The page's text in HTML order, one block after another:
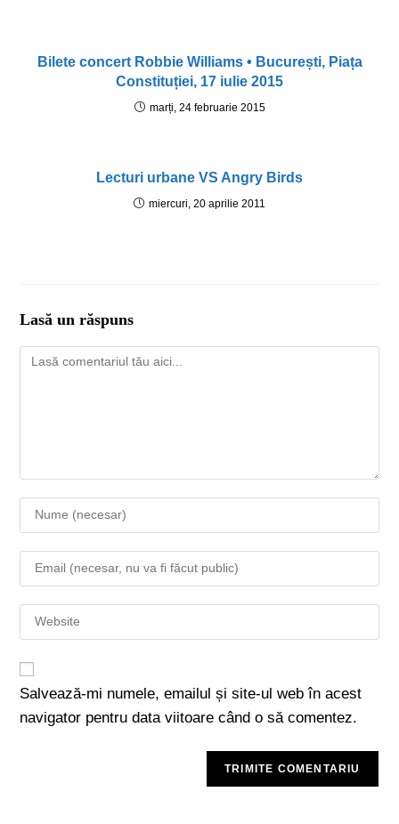
Bilete concert Robbie Williams • București, Piața
Constituției, 17 iulie 2015
marți, 24 februarie 2015
Lecturi urbane VS Angry Birds
miercuri, 20 aprilie 2011
Lasă un răspuns
Salvează-mi numele, emailul și site-ul web în acest
navigator pentru data viitoare când o să comentez.